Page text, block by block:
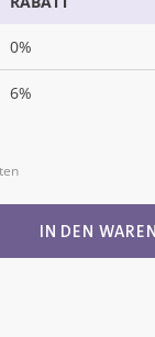
0%
6%
den
IN DEN